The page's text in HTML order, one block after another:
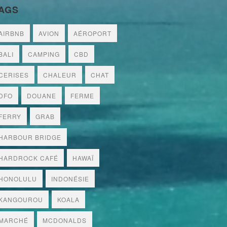
AVION AÉROPORT
CAMPING CBD
CHALEUR CHAT
DOUANE FERME
GRAB
BRIDGE
CAFÉ HAWAÏ
INDONÉSIE
KOALA
MCDONALDS